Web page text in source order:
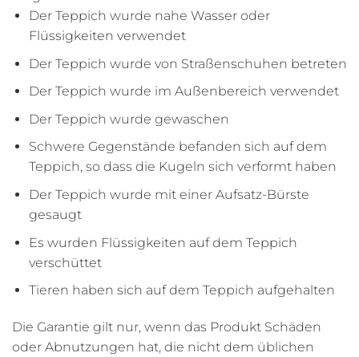
Der Teppich wurde nahe Wasser oder
Flüssigkeiten verwendet
Der Teppich wurde von Straßenschuhen betreten
Der Teppich wurde im Außenbereich verwendet
Der Teppich wurde gewaschen
Schwere Gegenstände befanden sich auf dem
Teppich, so dass die Kugeln sich verformt haben
Der Teppich wurde mit einer Aufsatz-Bürste
gesaugt
Es wurden Flüssigkeiten auf dem Teppich
verschüttet
Tieren haben sich auf dem Teppich aufgehalten
Die Garantie gilt nur, wenn das Produkt Schäden
oder Abnutzungen hat, die nicht dem üblichen